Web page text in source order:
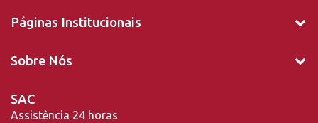
Páginas Institucionais
Sobre Nós
SAC
Assistência 24 horas